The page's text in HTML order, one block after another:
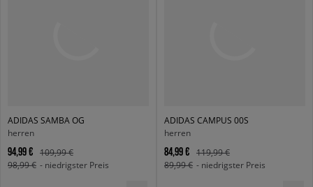
ADIDAS SAMBA OG
herren
94,99 €
109,99 €
98,99 € - niedrigster Preis
ADIDAS CAMPUS 00S
herren
84,99 €
119,99 €
89,99 € - niedrigster Preis